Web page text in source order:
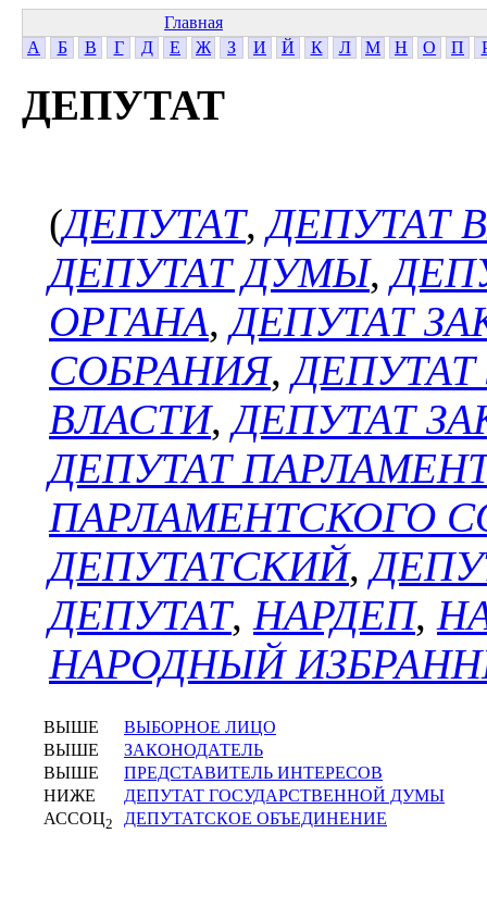
Главная
А
Б В Г Д Е Ж З И Й К Л М Н О П
ДЕПУТАТ
(ДЕПУТАТ,ДЕПУТАТ
ДЕПУТАТ ДУМЫ,
ОРГАНА,ДЕПУТАТ
СОБРАНИЯ,
ВЛАСТИ,ДЕПУТАТ
ДЕПУТАТ
ПАРЛАМЕНТСКОГО
ДЕПУТАТСКИЙ,
ДЕПУТАТ, НАРДЕП,
НАРОДНЫЙ
ВЫШЕ
ВЫБОРНОЕ ЛИЦО
ВЫШЕ
ЗАКОНОДАТЕЛЬ
ВЫШЕ
ПРЕДСТАВИТЕЛЬ ИНТЕРЕСОВ
НИЖЕ
ДЕПУТАТ ГОСУДАРСТВЕННОЙ ДУМЫ
АССОЦ2 ДЕПУТАТСКОЕ ОБЪЕДИНЕНИЕ